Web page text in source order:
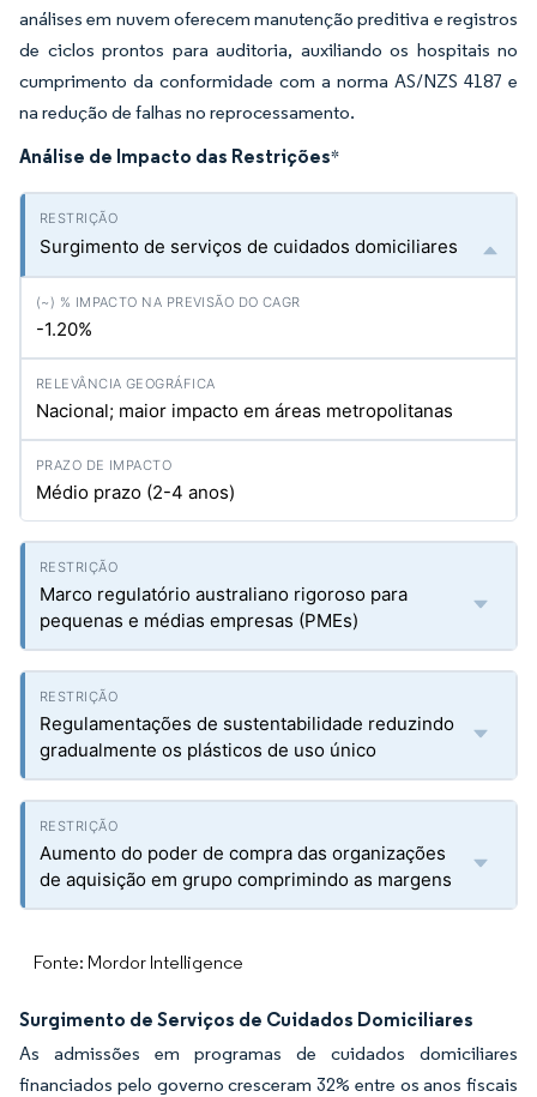
análises em nuvem oferecem manutenção preditiva e registros
de ciclos prontos para auditoria, auxiliando os hospitais no
cumprimento da conformidade com a norma AS/NZS 4187 e
na redução de falhas no reprocessamento.
Análise de Impacto das Restrições*
Surgimento de serviços de cuidados domiciliares
-1.20%
Nacional; maior impacto em áreas metropolitanas
Médio prazo (2-4 anos)
Marco regulatório australiano rigoroso para
pequenas e médias empresas (PMEs)
Regulamentações de sustentabilidade reduzindo
gradualmente os plásticos de uso único
Aumento do poder de compra das organizações
de aquisição em grupo comprimindo as margens
Fonte: Mordor Intelligence
Surgimento de Serviços de Cuidados Domiciliares
As admissões em programas de cuidados domiciliares
financiados pelo governo cresceram 32% entre os anos fiscais